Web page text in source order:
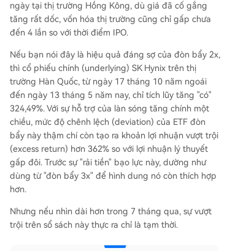
ngày tại thị trường Hồng Kông, dù giá đã cố gắng
tăng rất dốc, vốn hóa thị trường cũng chỉ gấp chưa
đến 4 lần so với thời điểm IPO.
Nếu bạn nói đây là hiệu quả đáng sợ của đòn bẩy 2x,
thì cổ phiếu chính (underlying) SK Hynix trên thị
trường Hàn Quốc, từ ngày 17 tháng 10 năm ngoái
đến ngày 13 tháng 5 năm nay, chỉ tích lũy tăng "có"
324,49%. Với sự hỗ trợ của làn sóng tăng chính một
chiều, mức độ chênh lệch (deviation) của ETF đòn
bẩy này thậm chí còn tạo ra khoản lợi nhuận vượt trội
(excess return) hơn 362% so với lợi nhuận lý thuyết
gấp đôi. Trước sự "rải tiền" bạo lực này, dường như
dùng từ "đòn bẩy 3x" để hình dung nó còn thích hợp
hơn.
Nhưng nếu nhìn dài hơn trong 7 tháng qua, sự vượt
trội trên sổ sách này thực ra chỉ là tạm thời.